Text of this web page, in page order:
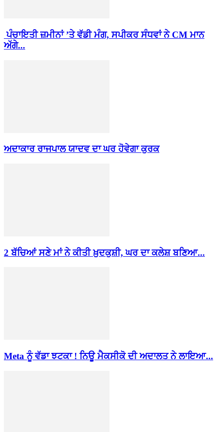
ਪੰਚਾਇਤੀ ਜ਼ਮੀਨਾਂ ’ਤੇ ਵੱਡੀ ਮੰਗ, ਸਪੀਕਰ ਸੰਧਵਾਂ ਨੇ CM ਮਾਨ
ਅੱਗੇ...
ਅਦਾਕਾਰ ਰਾਜਪਾਲ ਯਾਦਵ ਦਾ ਘਰ ਹੋਵੇਗਾ ਕੁਰਕ
2 ਬੱਚਿਆਂ ਸਣੇ ਮਾਂ ਨੇ ਕੀਤੀ ਖ਼ੁਦਕੁਸ਼ੀ, ਘਰ ਦਾ ਕਲੇਸ਼ ਬਣਿਆ...
Meta ਨੂੰ ਵੱਡਾ ਝਟਕਾ ! ਨਿਊ ਮੈਕਸੀਕੋ ਦੀ ਅਦਾਲਤ ਨੇ ਲਾਇਆ...